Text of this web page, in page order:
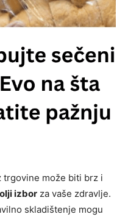
trgovine može biti brz i
izbor za vaše zdravlje.
skladištenje mogu